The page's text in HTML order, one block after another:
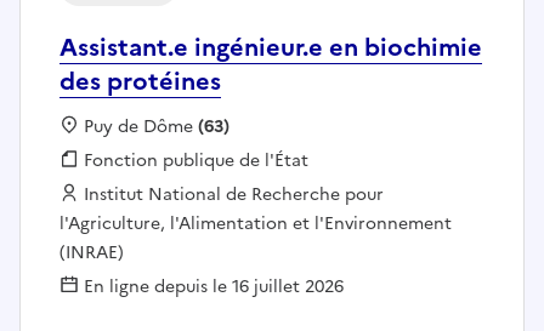
Assistant.e ingénieur.e en biochimie
des protéines
Localisation :
Puy de Dôme(63)
Fonction publique :
Fonction publique de l'État
Employeur :
Institut National de Recherche pour
l'Agriculture, l'Alimentation et l'Environnement
(INRAE)
En ligne depuis le 16 juillet 2026